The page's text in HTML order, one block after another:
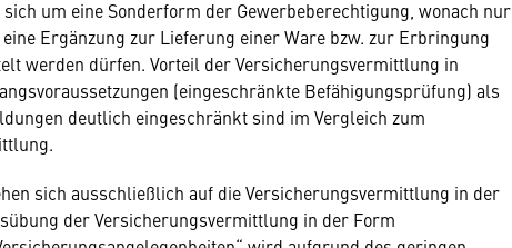
sich um eine Sonderform der Gewerbeberechtigung, wonach nur
Ergänzung zur Lieferung einer Ware bzw. zur Erbringung
werden dürfen. Vorteil der Versicherungsvermittlung in
(eingeschränkte Befähigungsprüfung) als
deutlich eingeschränkt sind im Vergleich zum
sich ausschließlich auf die Versicherungsvermittlung in der
der Versicherungsvermittlung in der Form